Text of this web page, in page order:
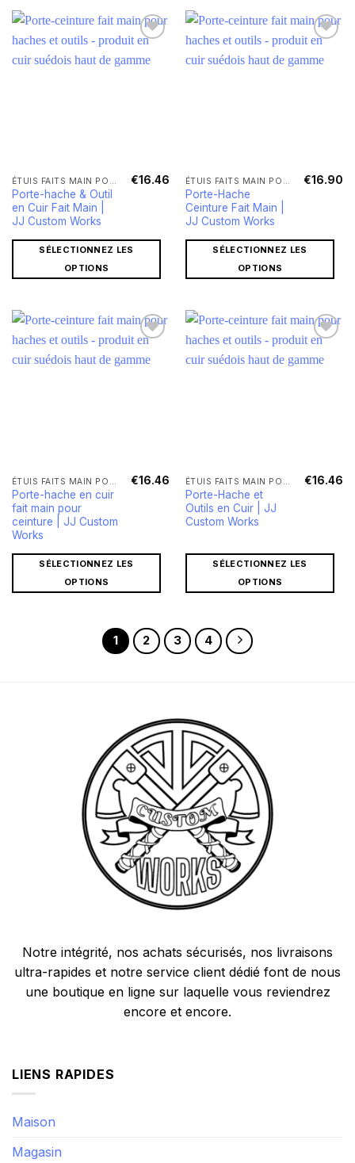
ÉTUIS FAITS MAIN POUR HACHES ET COUTEAUX
Porte-hache & Outil
en Cuir Fait Main |
JJ Custom Works
€16.46
SÉLECTIONNEZ LES
OPTIONS
ÉTUIS FAITS MAIN POUR HACHES ET COUTEAUX
Porte-Hache
Ceinture Fait Main |
JJ Custom Works
€16.90
SÉLECTIONNEZ LES
OPTIONS
Porte-hache en cuir
fait main pour
ceinture | JJ Custom
Works
€16.46
SÉLECTIONNEZ LES
OPTIONS
Porte-Hache et
Outils en Cuir | JJ
Custom Works
€16.46
SÉLECTIONNEZ LES
OPTIONS
1 2 3 4
Notre intégrité, nos achats sécurisés, nos livraisons
ultra-rapides et notre service client dédié font de nous
une boutique en ligne sur laquelle vous reviendrez
encore et encore.
LIENS RAPIDES
Maison
Magasin